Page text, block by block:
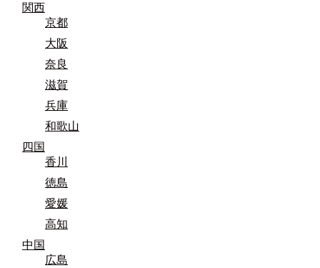
関西
京都
大阪
奈良
滋賀
兵庫
和歌山
四国
香川
徳島
愛媛
高知
中国
広島